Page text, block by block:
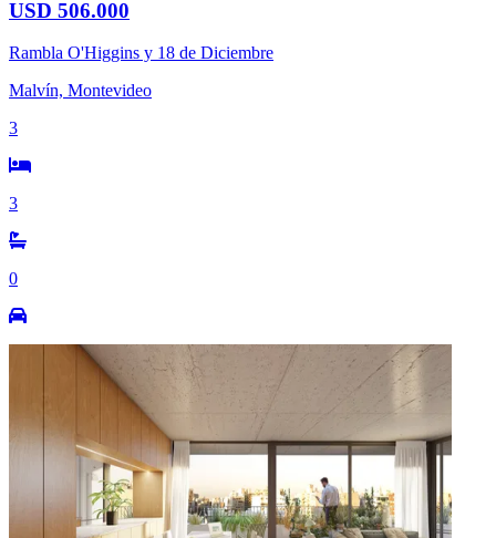
USD 506.000
Rambla O'Higgins y 18 de Diciembre
Malvín, Montevideo
3
3
0